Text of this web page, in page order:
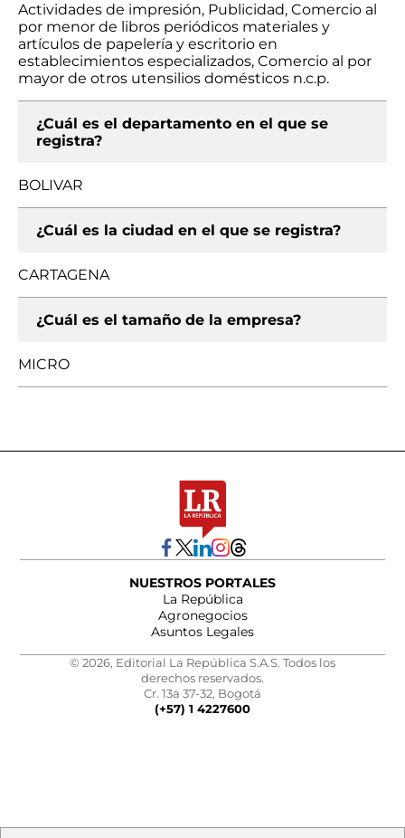
Actividades de impresión, Publicidad, Comercio al
por menor de libros periódicos materiales y
artículos de papelería y escritorio en
establecimientos especializados, Comercio al por
mayor de otros utensilios domésticos n.c.p.
¿Cuál es el departamento en el que se
registra?
BOLIVAR
¿Cuál es la ciudad en el que se registra?
CARTAGENA
¿Cuál es el tamaño de la empresa?
MICRO
NUESTROS PORTALES
La República
Agronegocios
Asuntos Legales
© 2026, Editorial La República S.A.S. Todos los
derechos reservados.
Cr. 13a 37-32, Bogotá
(+57) 1 4227600